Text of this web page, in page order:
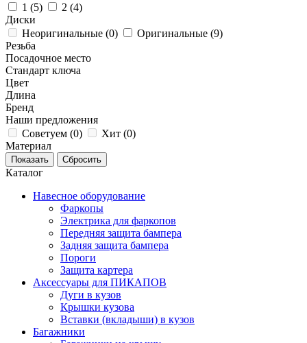
1 (5) 2 (4)
Диски
Неоригинальные (0) Оригинальные (9)
Резьба
Посадочное место
Стандарт ключа
Цвет
Длина
Бренд
Наши предложения
Советуем (0) Хит (0)
Материал
Каталог
Навесное оборудование
Фаркопы
Электрика для фаркопов
Передняя защита бампера
Задняя защита бампера
Пороги
Защита картера
Аксессуары для ПИКАПОВ
Дуги в кузов
Крышки кузова
Вставки (вкладыши) в кузов
Багажники